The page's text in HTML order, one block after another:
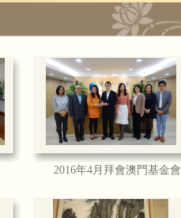
售罄。
音樂學院 4 級鋼琴考試全年最高
2016年4月拜會澳門基金會